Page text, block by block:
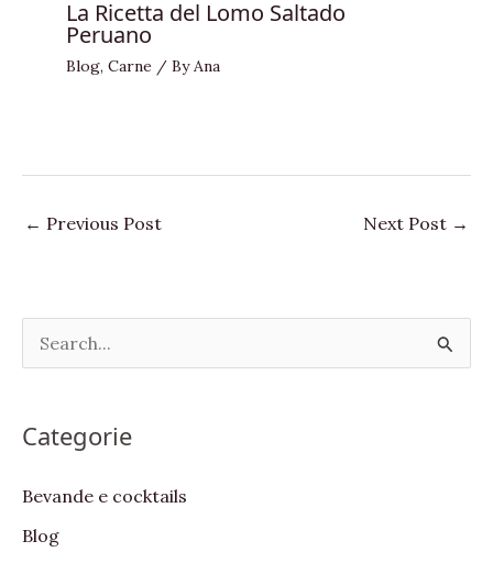
La Ricetta del Lomo Saltado
Peruano
Blog, Carne / ByAna
← Previous Post Next Post →
e
r
f
Categorie
Bevande e cocktails
Blog